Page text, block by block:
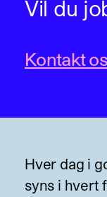
Vil du
Kontakt
Hver dag i
syns i hvert